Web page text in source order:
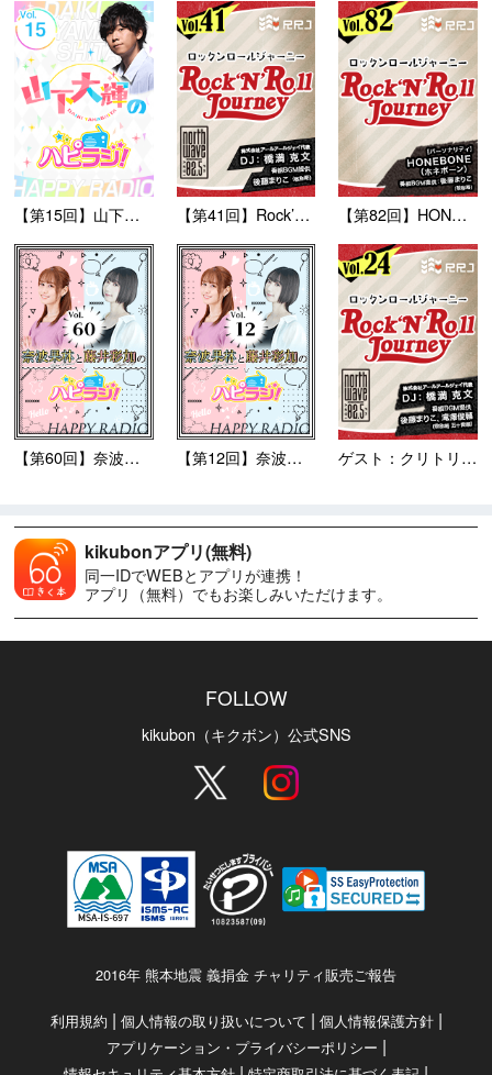
【第15回】山下大輝のハピラ... 【第41回】Rock’N’R... 【第82回】HONEBONE...
【第60回】奈波果林と藤井彩... 【第12回】奈波果林と藤井彩... ゲスト：クリトリック・リス ...
kikubonアプリ(無料)
同一IDでWEBとアプリが連携！
アプリ（無料）でもお楽しみいただけます。
FOLLOW
kikubon（キクボン）公式SNS
2016年 熊本地震 義捐金 チャリティ販売ご報告
利用規約 | 個人情報の取り扱いについて | 個人情報保護方針|
アプリケーション・プライバシーポリシー |